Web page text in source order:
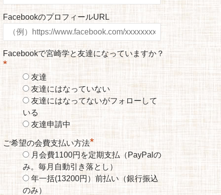
FacebookのプロフィールURL
Facebookで宮崎学と友達になっていますか？
*
友達
友達にはなっていない
友達にはなってないがフォローして
いる
友達申請中
ご希望の会費支払い方法*
月会費1100円を定期支払（PayPalの
み。毎月自動引き落とし）
年一括(13200円）前払い（銀行振込
のみ）